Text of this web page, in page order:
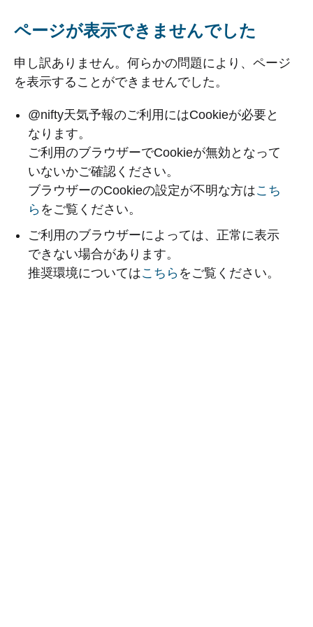
ページが表示できませんでした
申し訳ありません。何らかの問題により、ページ
を表示することができませんでした。
@nifty天気予報のご利用にはCookieが必要と
なります。
ご利用のブラウザーでCookieが無効となって
いないかご確認ください。
ブラウザーのCookieの設定が不明な方はこち
ら をご覧ください。
ご利用のブラウザーによっては、正常に表示
できない場合があります。
推奨環境についてはこちら をご覧ください。